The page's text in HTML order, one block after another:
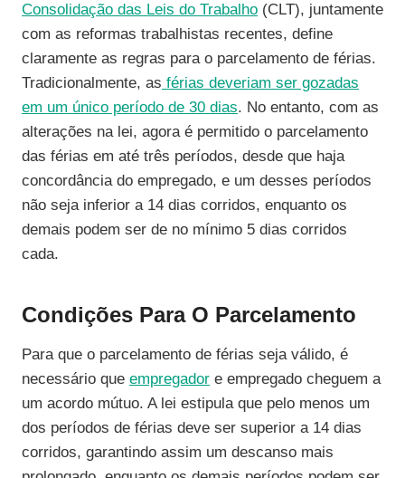
Consolidação das Leis do Trabalho (CLT), juntamente
com as reformas trabalhistas recentes, define
claramente as regras para o parcelamento de férias.
Tradicionalmente, as férias deveriam ser gozadas
em um único período de 30 dias. No entanto, com as
alterações na lei, agora é permitido o parcelamento
das férias em até três períodos, desde que haja
concordância do empregado, e um desses períodos
não seja inferior a 14 dias corridos, enquanto os
demais podem ser de no mínimo 5 dias corridos
cada.
Condições Para O Parcelamento
Para que o parcelamento de férias seja válido, é
necessário que empregador e empregado cheguem a
um acordo mútuo. A lei estipula que pelo menos um
dos períodos de férias deve ser superior a 14 dias
corridos, garantindo assim um descanso mais